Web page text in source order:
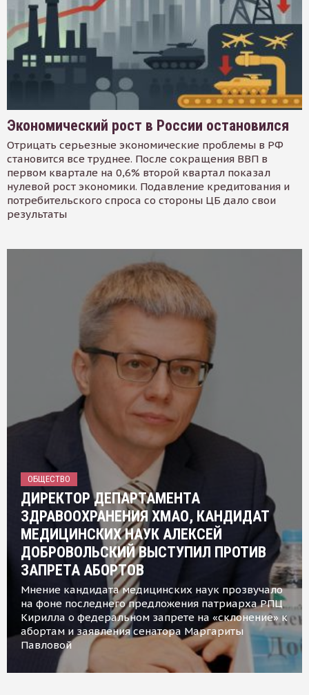
Экономический рост в России остановился
Отрицать серьезные экономические проблемы в РФ
становится все труднее. После сокращения ВВП в
первом квартале на 0,6% второй квартал показал
нулевой рост экономики. Подавление кредитования и
потребительского спроса со стороны ЦБ дало свои
результаты
ОБЩЕСТВО
ДИРЕКТОР ДЕПАРТАМЕНТА
ЗДРАВООХРАНЕНИЯ ХМАО, КАНДИДАТ
МЕДИЦИНСКИХ НАУК АЛЕКСЕЙ
ДОБРОВОЛЬСКИЙ ВЫСТУПИЛ ПРОТИВ
ЗАПРЕТА АБОРТОВ
Мнение кандидата медицинских наук прозвучало
на фоне последнего предложения патриарха РПЦ
Кирилла о федеральном запрете на «склонение» к
абортам и заявления сенатора Маргариты
Павловой